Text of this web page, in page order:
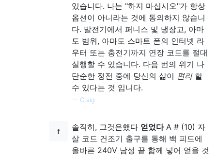
있습니다. 나는 "하지 마십시오"가 항상
옵션이 아니라는 것에 동의하지 않습니
다. 발전기에서 퍼니스 및 냉장고, 아마
도 범위, 아마도 스마트 폰의 인터넷 라
우터 또는 충전기까지 연장 코드를 절대
실행할 수 있습니다. 다음 번의 위기 나
단순한 정전 중에 당신의 삶이 편리할
수 있다는 것 입니다.
— Craig
솔직히, 그것은했다 얻었다A # (10) 자
살 코드 건조기 출구를 통해 백 피드에
올바른 240V 남성 끝 함께 넣어 얻을 것